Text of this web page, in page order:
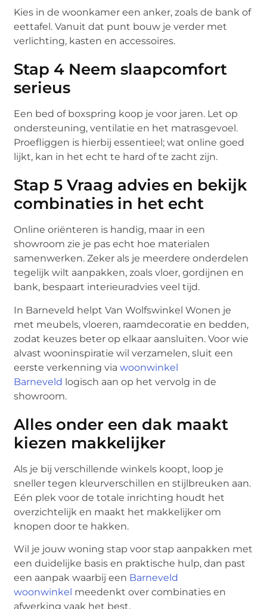
Kies in de woonkamer een anker, zoals de bank of
eettafel. Vanuit dat punt bouw je verder met
verlichting, kasten en accessoires.
Stap 4 Neem slaapcomfort
serieus
Een bed of boxspring koop je voor jaren. Let op
ondersteuning, ventilatie en het matrasgevoel.
Proefliggen is hierbij essentieel; wat online goed
lijkt, kan in het echt te hard of te zacht zijn.
Stap 5 Vraag advies en bekijk
combinaties in het echt
Online oriënteren is handig, maar in een
showroom zie je pas echt hoe materialen
samenwerken. Zeker als je meerdere onderdelen
tegelijk wilt aanpakken, zoals vloer, gordijnen en
bank, bespaart interieuradvies veel tijd.
In Barneveld helpt Van Wolfswinkel Wonen je
met meubels, vloeren, raamdecoratie en bedden,
zodat keuzes beter op elkaar aansluiten. Voor wie
alvast wooninspiratie wil verzamelen, sluit een
eerste verkenning viawoonwinkel
Barneveld logisch aan op het vervolg in de
showroom.
Alles onder een dak maakt
kiezen makkelijker
Als je bij verschillende winkels koopt, loop je
sneller tegen kleurverschillen en stijlbreuken aan.
Eén plek voor de totale inrichting houdt het
overzichtelijk en maakt het makkelijker om
knopen door te hakken.
Wil je jouw woning stap voor stap aanpakken met
een duidelijke basis en praktische hulp, dan past
een aanpak waarbij een Barneveld
woonwinkel meedenkt over combinaties en
afwerking vaak het best.